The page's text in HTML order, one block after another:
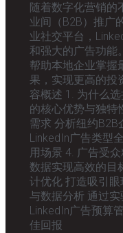
随着数字化营销的
业间（B2B）推广
业社交平台，
和强大的广告功能
帮助本地企业掌握
果，实现更高的投
容概述 1. 为什么
的核心优势与独特
需求 分析纽约B2B
LinkedIn广告类型
用场景 4. 广告受
数据实现高效的目
计优化 打造吸引
与数据分析 通过
LinkedIn广告预算
佳回报